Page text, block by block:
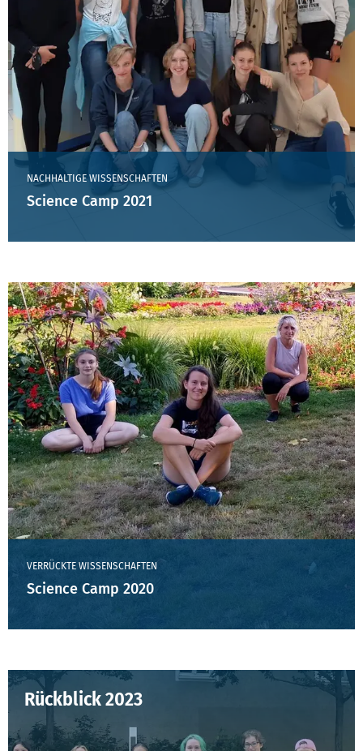
NACHHALTIGE WISSENSCHAFTEN
Science Camp 2021
VERRÜCKTE WISSENSCHAFTEN
Science Camp 2020
Rückblick 2023